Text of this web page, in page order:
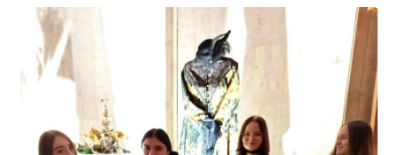
СВЕДЕНИЯ ОБ ОБРАЗОВАТЕЛЬНОЙ ОРГАНИЗАЦИИ
Основные сведения
Структура и органы управления образовательной
организацией
Документы
Образование